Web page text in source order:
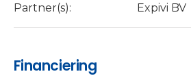
Partner(s): Expivi BV
Financiering